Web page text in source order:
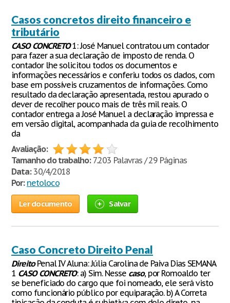
Casos concretos direito financeiro e
tributário
CASO CONCRETO1: José Manuel contratou um contador
para fazer a sua declaração de imposto de renda. O
contador lhe solicitou todos os documentos e
informações necessários e conferiu todos os dados, com
base em possíveis cruzamentos de informações. Como
resultado da declaração apresentada, restou apurado o
dever de recolher pouco mais de três mil reais. O
contador entrega a José Manuel a declaração impressa e
em versão digital, acompanhada da guia de recolhimento
da
Avaliação:
Tamanho do trabalho:7.203 Palavras / 29 Páginas
Data:30/4/2018
Por: netoloco
Ler documento Salvar
Caso Concreto Direito Penal
DireitoPenal IV Aluna: Júlia Carolina de Paiva Dias SEMANA
1 CASO CONCRETO: a) Sim. Nesse caso, por Romoaldo ter
se beneficiado do cargo que foi nomeado, ele será visto
como funcionário público por equiparação. b) A Correta